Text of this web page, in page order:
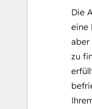
Die
eine
aber
zu